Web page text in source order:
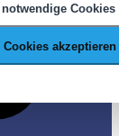
Cookies
Cookies akzeptieren